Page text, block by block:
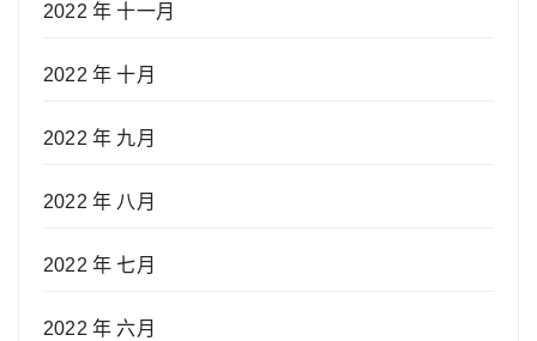
2022 年 十一月
2022 年 十月
2022 年 九月
2022 年 八月
2022 年 七月
2022 年 六月